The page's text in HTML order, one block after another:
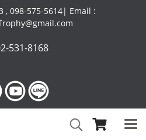
, 098-575-5614| Email :
531-8168